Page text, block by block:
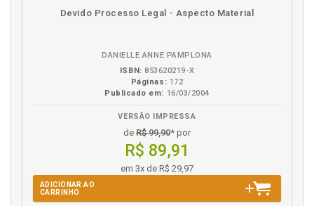
na
Devido Processo Legal - Aspecto Material
DANIELLE ANNE PAMPLONA
ISBN: 853620219-X
Páginas: 172
Publicado em: 16/03/2004
VERSÃO IMPRESSA
de R$ 99,90* por
R$ 89,91
em 3x de R$ 29,97
ADICIONAR AO
CARRINHO